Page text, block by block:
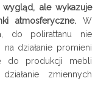
ale wykazuje
atmosferyczne. W
do polirattanu nie
działanie promieni
do produkcji mebli
zmiennych